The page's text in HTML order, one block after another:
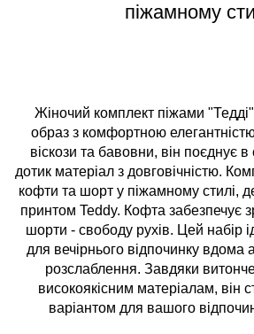
піжамному
Жіночий комплект піжами
образ з комфортною
віскози та бавовни, він поєднує
дотик матеріал з довговічністю.
кофти та шорт у піжамному стилі,
принтом Teddy. Кофта забезпечує
шорти - свободу рухів. Цей набір
для вечірнього відпочинку вдома
розслаблення. Завдяки
високоякісним матеріалам, він
варіантом для вашого